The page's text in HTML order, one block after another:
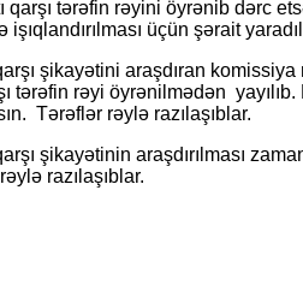
qarşı tərəfin rəyini öyrənib dərc
üçün şərait
şikayətini araşdıran
rəyi öyrənilmədən yayılıb.
Tərəflər rəylə razılaşıblar.
şikayətinin araşdırılması
razılaşıblar.